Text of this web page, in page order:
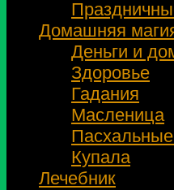
Домашняя
Деньги и
Здоровье
Гадания
Масленица
Купала
Лечебник